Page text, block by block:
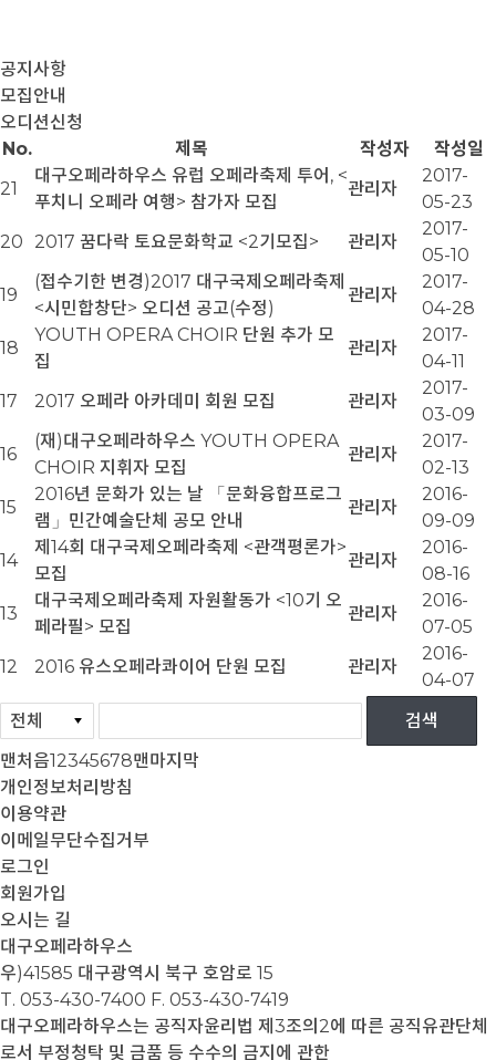
공지사항
모집안내
오디션신청
No.
제목 작성자
작성일
21
대구오페라하우스 유럽 오페라축제 투어, <
푸치니 오페라 여행> 참가자 모집
관리자
2017-
05-23
20
2017 꿈다락 토요문화학교 <2기모집> 관리자
2017-
05-10
19
(접수기한 변경)2017 대구국제오페라축제
<시민합창단> 오디션 공고(수정)
관리자
2017-
04-28
18
YOUTH OPERA CHOIR 단원 추가 모
집
관리자
2017-
04-11
17
2017 오페라 아카데미 회원 모집 관리자
2017-
03-09
16
(재)대구오페라하우스 YOUTH OPERA
CHOIR 지휘자 모집
관리자
2017-
02-13
15
2016년 문화가 있는 날 「문화융합프로그
램」민간예술단체 공모 안내
관리자
2016-
09-09
14
제14회 대구국제오페라축제 <관객평론가>
모집
관리자
2016-
08-16
13
대구국제오페라축제 자원활동가 <10기 오
페라필> 모집
관리자
2016-
07-05
12
2016 유스오페라콰이어 단원 모집 관리자
2016-
04-07
맨처음12345678맨마지막
개인정보처리방침
이용약관
이메일무단수집거부
로그인
회원가입
오시는 길
대구오페라하우스
우)41585 대구광역시 북구 호암로 15
T. 053-430-7400 F. 053-430-7419
대구오페라하우스는 공직자윤리법 제3조의2에 따른 공직유관단체
로서 부정청탁 및 금품 등 수수의 금지에 관한